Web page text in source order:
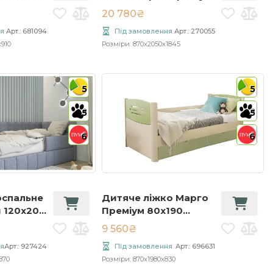
Арт.: 681094
80x190 слонова
кістка/фісташка
20 780₴
Арт.: 270055
Під замовлення
Розміри: 870x2050x1845
5
5
6
120x200
Арт.: 927424
5
5
6
Дитяче ліжко Марго
Преміум 80x190
слонова кістка/
фісташка (без ящиків)
9 560₴
Арт.: 696631
Під замовлення
Розміри: 870x1980x830